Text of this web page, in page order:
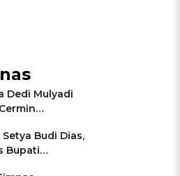
Dedi Mulyadi
Keamanan
Budi Dias,
Bupati